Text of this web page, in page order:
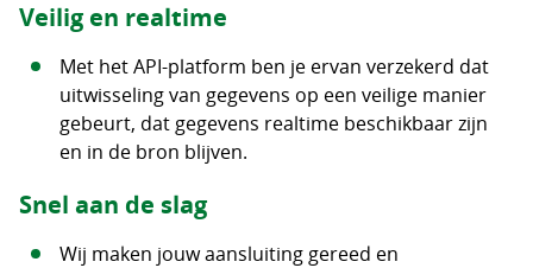
Veilig en realtime
Met het API-platform ben je ervan verzekerd dat
uitwisseling van gegevens op een veilige manier
gebeurt, dat gegevens realtime beschikbaar zijn
en in de bron blijven.
Snel aan de slag
Wij maken jouw aansluiting gereed en